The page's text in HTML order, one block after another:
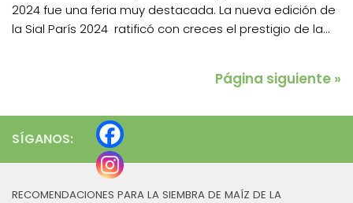
2024 fue una feria muy destacada. La nueva edición de
la Sial París 2024 ratificó con creces el prestigio de la...
Página siguiente »
SÍGANOS:
RECOMENDACIONES PARA LA SIEMBRA DE MAÍZ DE LA